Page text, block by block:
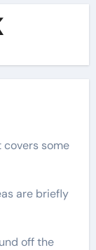
covers some
are briefly
off the